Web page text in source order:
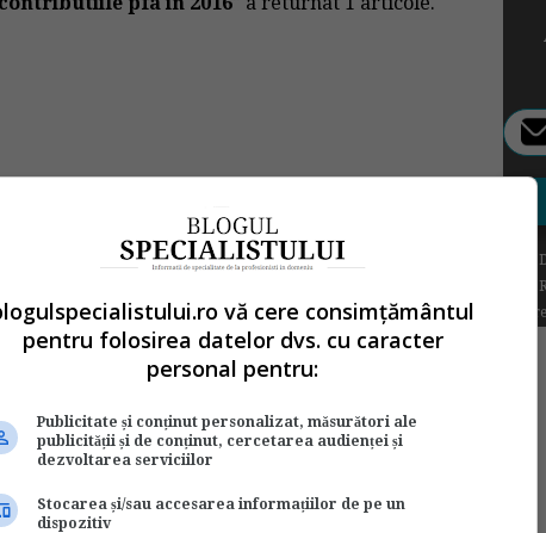
fie
vă cere consimțământul
pentru folosirea datelor dvs. cu caracter
personal pentru:
Publicitate și conținut personalizat, măsurători ale
publicității și de conținut, cercetarea audienței și
dezvoltarea serviciilor
Stocarea și/sau accesarea informațiilor de pe un
dispozitiv